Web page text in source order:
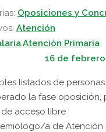
Oposiciones y
Atención
,Atención Primaria
16 de
listados de
la fase oposición,
de acceso libre
a de Atención